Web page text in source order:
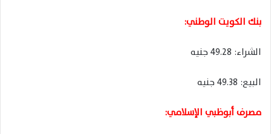
بنك الكويت الوطني:
الشراء: 49.28 جنيه
البيع: 49.38 جنيه
مصرف أبوظبي الإسلامي: